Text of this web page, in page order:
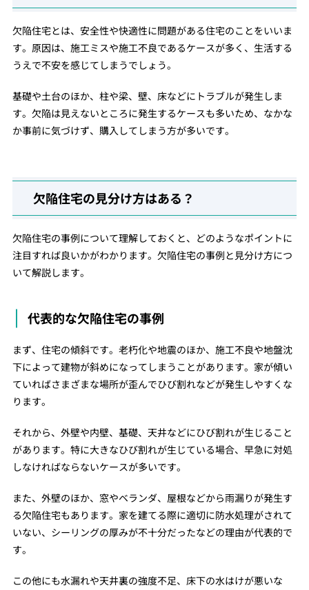
欠陥住宅とは、安全性や快適性に問題がある住宅のことをいいま
す。原因は、施工ミスや施工不良であるケースが多く、生活する
うえで不安を感じてしまうでしょう。
基礎や土台のほか、柱や梁、壁、床などにトラブルが発生しま
す。欠陥は見えないところに発生するケースも多いため、なかな
か事前に気づけず、購入してしまう方が多いです。
欠陥住宅の見分け方はある？
欠陥住宅の事例について理解しておくと、どのようなポイントに
注目すれば良いかがわかります。欠陥住宅の事例と見分け方につ
いて解説します。
代表的な欠陥住宅の事例
まず、住宅の傾斜です。老朽化や地震のほか、施工不良や地盤沈
下によって建物が斜めになってしまうことがあります。家が傾い
ていればさまざまな場所が歪んでひび割れなどが発生しやすくな
ります。
それから、外壁や内壁、基礎、天井などにひび割れが生じること
があります。特に大きなひび割れが生じている場合、早急に対処
しなければならないケースが多いです。
また、外壁のほか、窓やベランダ、屋根などから雨漏りが発生す
る欠陥住宅もあります。家を建てる際に適切に防水処理がされて
いない、シーリングの厚みが不十分だったなどの理由が代表的で
す。
この他にも水漏れや天井裏の強度不足、床下の水はけが悪いな